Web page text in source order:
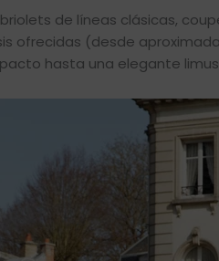
de líneas clásicas,
ofrecidas (desde
hasta una elegante